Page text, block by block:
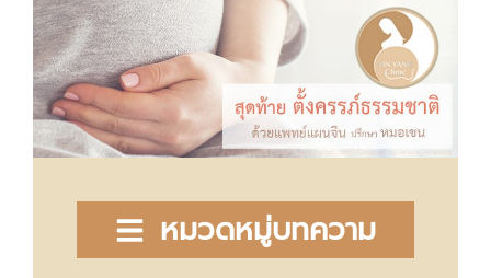
หมวดหมู่บทความ